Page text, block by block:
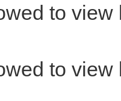
to
to